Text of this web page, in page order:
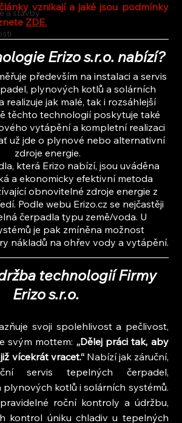
a stavbyvznikají a jaké jsou podmínky
ZDE.
Erizo s.r.o. nabízí?
především na instalaci a servis
plynových kotlů a solárních
realizuje jak malé, tak i rozsáhlejší
těchto technologií poskytuje také
vytápění a kompletní realizaci
už jde o plynové nebo alternativní
zdroje energie.
která Erizo nabízí, jsou uváděna
a ekonomicky efektivní metoda
obnovitelné zdroje energie z
Podle webu Erizo.cz se nejčastěji
čerpadla typu země/voda. U
je pak zmíněna možnost
nákladů na ohřev vody a vytápění.
technologií Firmy
Erizo s.r.o.
svoji spolehlivost a pečlivost,
svým mottem: „Dělej práci tak, aby
vícekrát vracet.“ Nabízí jak záruční,
servis tepelných čerpadel,
plynových kotlů i solárních systémů.
roční kontroly a údržbu,
kontrol úniku chladiv u tepelných